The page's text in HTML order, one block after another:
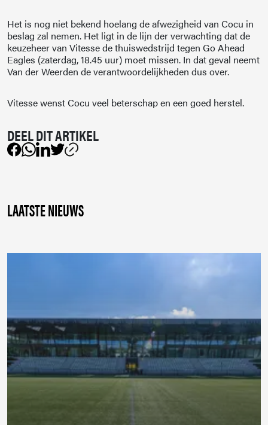
Het is nog niet bekend hoelang de afwezigheid van Cocu in
beslag zal nemen. Het ligt in de lijn der verwachting dat de
keuzeheer van Vitesse de thuiswedstrijd tegen Go Ahead
Eagles (zaterdag, 18.45 uur) moet missen. In dat geval neemt
Van der Weerden de verantwoordelijkheden dus over.
Vitesse wenst Cocu veel beterschap en een goed herstel.
LAATSTE NIEUWS